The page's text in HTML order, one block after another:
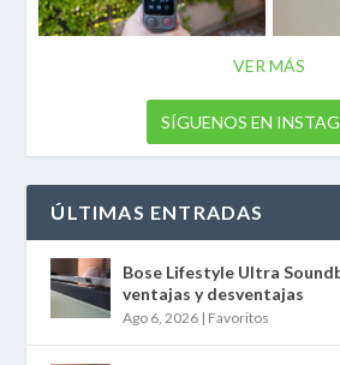
VER MÁS
SÍGUENOS EN
ÚLTIMAS ENTRADAS
Bose Lifestyle Ultra
ventajas y desventajas
Ago 6, 2026 | Favoritos